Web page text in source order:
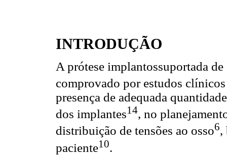
INTRODUÇÃO
A prótese implantossuportada
comprovado por estudos
presença de adequada
dos implantes14, no
distribuição de tensões ao osso6,
paciente10.